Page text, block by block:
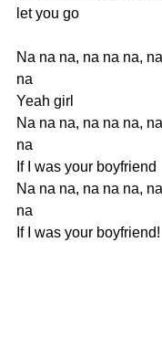
let you go
Na na na, na na na, na
na
Yeah girl
Na na na, na na na, na
na
If
was your boyfriend
Na na na, na na na, na
na
If
was your boyfriend!